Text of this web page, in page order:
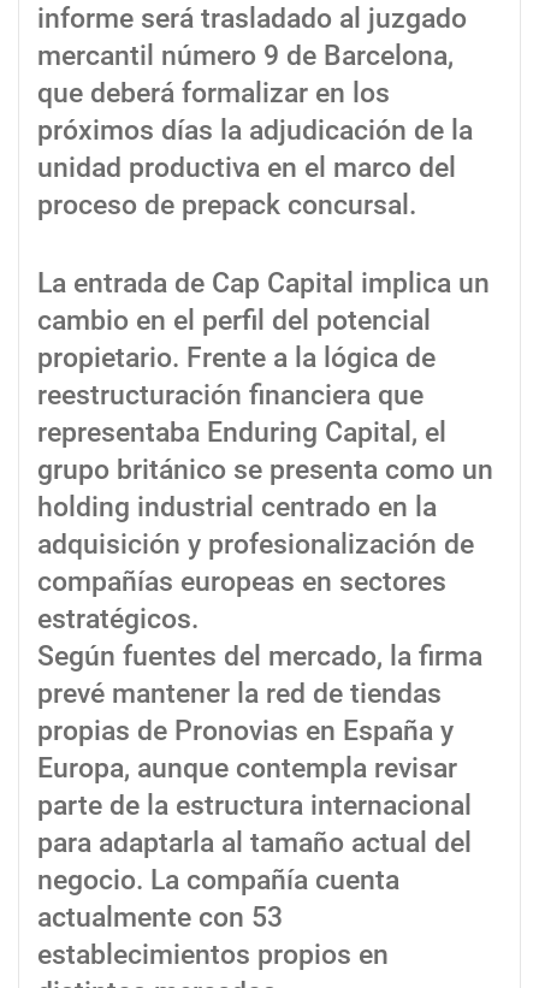
informe será trasladado al juzgado
mercantil número 9 de Barcelona,
que deberá formalizar en los
próximos días la adjudicación de la
unidad productiva en el marco del
proceso de prepack concursal.
La entrada de Cap Capital implica un
cambio en el perfil del potencial
propietario. Frente a la lógica de
reestructuración financiera que
representaba Enduring Capital, el
grupo británico se presenta como un
holding industrial centrado en la
adquisición y profesionalización de
compañías europeas en sectores
estratégicos.
Según fuentes del mercado, la firma
prevé mantener la red de tiendas
propias de Pronovias en España y
Europa, aunque contempla revisar
parte de la estructura internacional
para adaptarla al tamaño actual del
negocio. La compañía cuenta
actualmente con 53
establecimientos propios en